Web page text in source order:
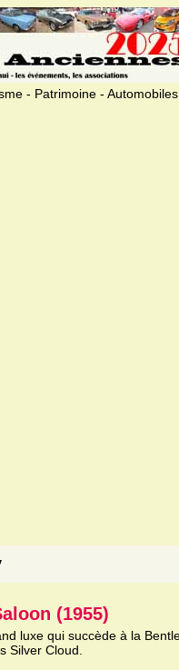
- Patrimoine - Automobiles
(1955)
luxe qui succède à la
Silver Cloud.